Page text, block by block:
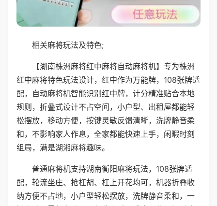
相关麻将玩法及特色;
【湖南株洲麻将红中麻将自动麻将机】专为株洲
红中麻将特色玩法设计，红中作为万能牌，108张牌适
配，自动麻将机智能识别红中牌，计分精准贴合本地
规则，折叠式设计不占空间，小户型、出租屋都能轻
松摆放，移动方便，按键灵敏反馈清晰，洗牌静音柔
和，不影响家人作息，全家都能快速上手，闲暇时刻
组局，满是湖湘麻将趣味。
普通麻将机支持湖南衡阳麻将玩法，108张牌适
配，轮流坐庄、抢杠胡、杠上开花均可，机器折叠收
纳方便不占地，小户型轻松摆放，洗牌静音柔和，一